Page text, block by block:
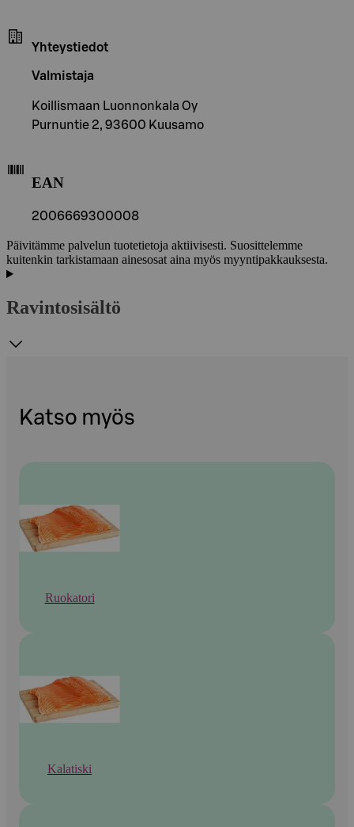
Yhteystiedot
Valmistaja
Koillismaan Luonnonkala Oy
Purnuntie 2, 93600 Kuusamo
EAN
2006669300008
Päivitämme palvelun tuotetietoja aktiivisesti. Suosittelemme
kuitenkin tarkistamaan ainesosat aina myös myyntipakkauksesta.
Ravintosisältö
Katso myös
Ruokatori
Kalatiski